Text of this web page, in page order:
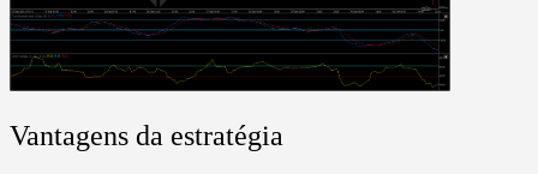
Vantagens da estratégia